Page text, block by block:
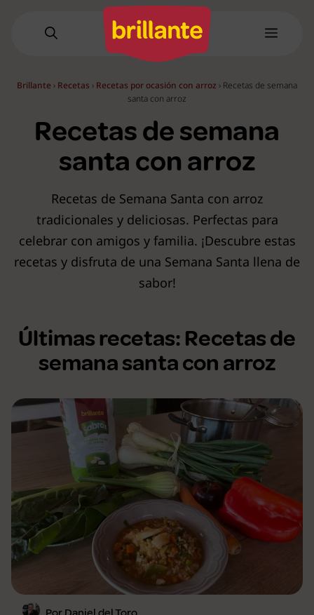
Menú
Brillante › Recetas › Recetas por ocasión con arroz › Recetas de semana
santa con arroz
Recetas de semana
santa con arroz
Recetas de Semana Santa con arroz
tradicionales y deliciosas. Perfectas para
celebrar con amigos y familia. ¡Descubre estas
recetas y disfruta de una Semana Santa llena de
sabor!
Últimas recetas: Recetas de
semana santa con arroz